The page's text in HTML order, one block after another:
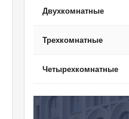
Двухкомнатные
Трехкомнатные
Четырехкомнатные